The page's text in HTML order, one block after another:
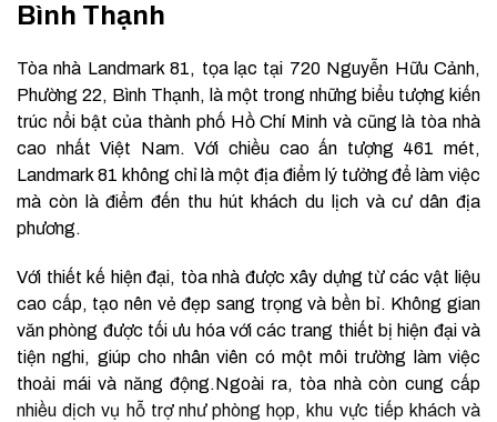
Bình Thạnh
Tòa nhà Landmark 81, tọa lạc tại 720 Nguyễn Hữu Cảnh,
Phường 22, Bình Thạnh, là một trong những biểu tượng kiến
trúc nổi bật của thành phố Hồ Chí Minh và cũng là tòa nhà
cao nhất Việt Nam. Với chiều cao ấn tượng 461 mét,
Landmark 81 không chỉ là một địa điểm lý tưởng để làm việc
mà còn là điểm đến thu hút khách du lịch và cư dân địa
phương.
Với thiết kế hiện đại, tòa nhà được xây dựng từ các vật liệu
cao cấp, tạo nên vẻ đẹp sang trọng và bền bỉ. Không gian
văn phòng được tối ưu hóa với các trang thiết bị hiện đại và
tiện nghi, giúp cho nhân viên có một môi trường làm việc
thoải mái và năng động.Ngoài ra, tòa nhà còn cung cấp
nhiều dịch vụ hỗ trợ như phòng họp, khu vực tiếp khách và